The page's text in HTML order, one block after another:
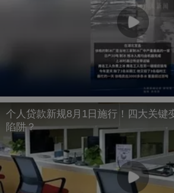
个人贷款新规8月1日施行！四大关键
陷阱？